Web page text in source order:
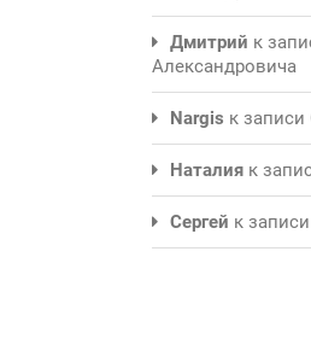
Дмитрий к
Александровича
Nargis к записи
Наталия к
Сергей к записи